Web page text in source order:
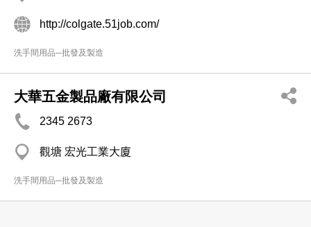
http://colgate.51job.com/
洗手間用品─批發及製造
大華五金製品廠有限公司
2345 2673
觀塘 宏光工業大廈
洗手間用品─批發及製造